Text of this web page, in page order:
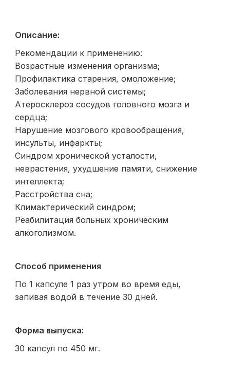
Описание:
Рекомендации к применению:
Возрастные изменения организма;
Профилактика старения, омоложение;
Заболевания нервной системы;
Атеросклероз сосудов головного мозга и
сердца;
Нарушение мозгового кровообращения,
инсульты, инфаркты;
Синдром хронической усталости,
неврастения, ухудшение памяти, снижение
интеллекта;
Расстройства сна;
Климактерический синдром;
Реабилитация больных хроническим
алкоголизмом.
Способ применения
По 1 капсуле 1 раз утром во время еды,
запивая водой в течение 30 дней.
Форма выпуска:
30 капсул по 450 мг.